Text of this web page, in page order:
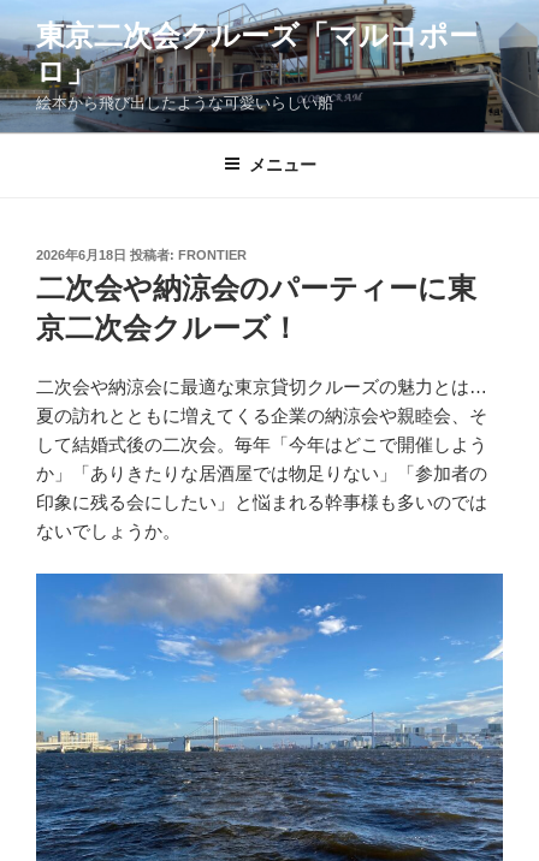
ン
テ
ン
ツ
東京二次会クルーズ「マルコポー
ロ」
絵本から飛び出したような可愛いらしい船
メニュー
投
稿
日:
2026年6月18日 投稿者: FRONTIER
二次会や納涼会のパーティーに東
京二次会クルーズ！
二次会や納涼会に最適な東京貸切クルーズの魅力とは…
夏の訪れとともに増えてくる企業の納涼会や親睦会、そ
して結婚式後の二次会。毎年「今年はどこで開催しよう
か」「ありきたりな居酒屋では物足りない」「参加者の
印象に残る会にしたい」と悩まれる幹事様も多いのでは
ないでしょうか。